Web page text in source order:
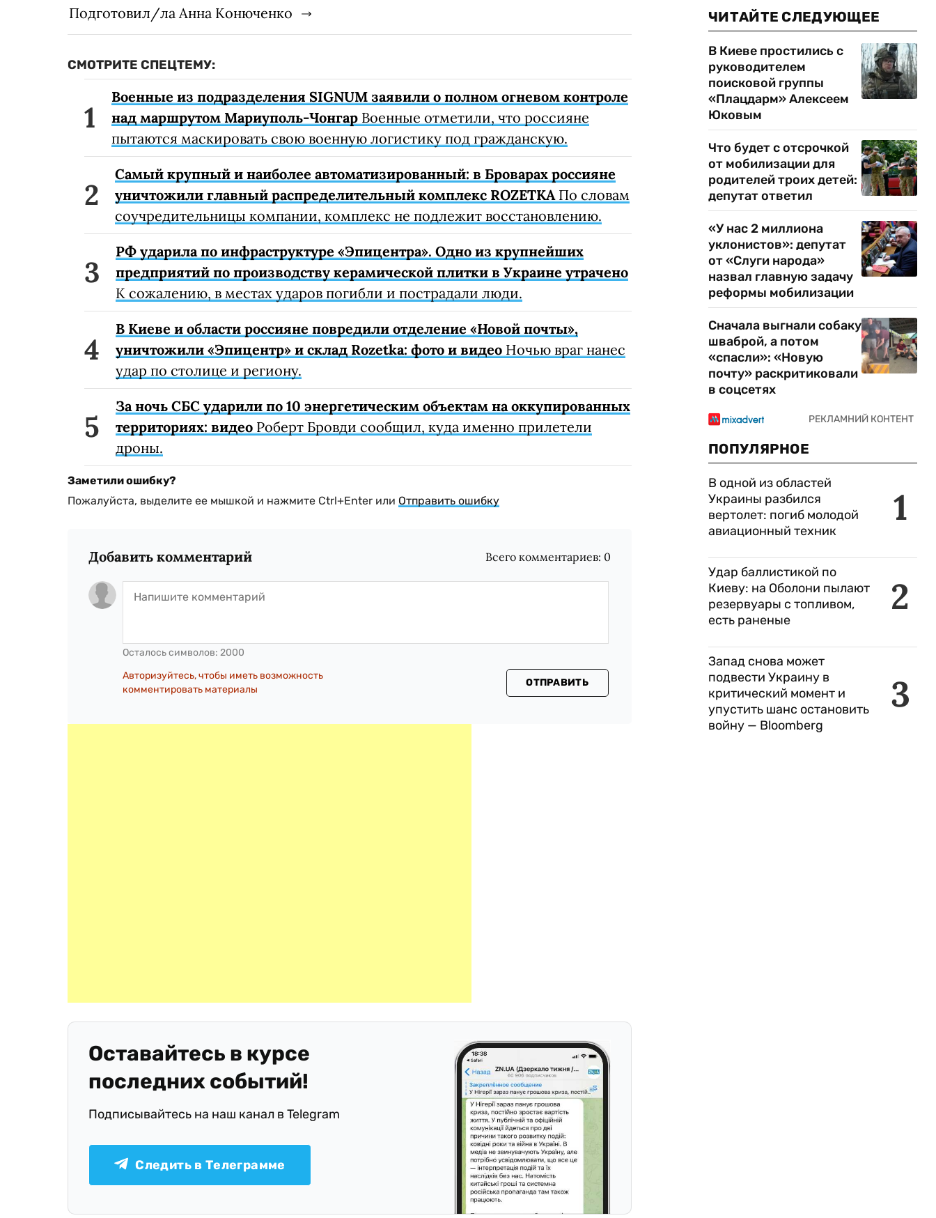
Подготовил/ла Анна Конюченко
СМОТРИТЕ СПЕЦТЕМУ:
Военные из подразделения SIGNUM заявили о полном огневом контроле
над маршрутом Мариуполь-Чонгар Военные отметили, что россияне
пытаются маскировать свою военную логистику под гражданскую.
Самый крупный и наиболее автоматизированный: в Броварах россияне
уничтожили главный распределительный комплекс ROZETKAПо словам
соучредительницы компании, комплекс не подлежит восстановлению.
РФ ударила по инфраструктуре «Эпицентра». Одно из крупнейших
предприятий по производству керамической плитки в Украине утрачено
К сожалению, в местах ударов погибли и пострадали люди.
В Киеве и области россияне повредили отделение «Новой почты»,
уничтожили «Эпицентр» и склад Rozetka: фото и видео Ночью враг нанес
удар по столице и региону.
За ночь СБС ударили по 10 энергетическим объектам на оккупированных
территориях: видео Роберт Бровди сообщил, куда именно прилетели
дроны.
Заметили ошибку?
Пожалуйста, выделите ее мышкой и нажмите Ctrl+Enter или Отправить ошибку
Добавить комментарий Всего комментариев: 0
Осталось символов: 2000
Авторизуйтесь, чтобы иметь возможность
комментировать материалы
ОТПРАВИТЬ
Оставайтесь в курсе
последних событий!
Подписывайтесь на наш канал в Telegram
Следить в Телеграмме
ЧИТАЙТЕ СЛЕДУЮЩЕЕ
В Киеве простились с
руководителем
поисковой группы
«Плацдарм» Алексеем
Юковым
Что будет с отсрочкой
от мобилизации для
родителей троих детей:
депутат ответил
«У нас 2 миллиона
уклонистов»: депутат
от «Слуги народа»
назвал главную задачу
реформы мобилизации
Сначала выгнали собаку
шваброй, а потом
«спасли»: «Новую
почту» раскритиковали
в соцсетях
ПОПУЛЯРНОЕ
1
В одной из областей
Украины разбился
вертолет: погиб молодой
авиационный техник
2
Удар баллистикой по
Киеву: на Оболони пылают
резервуары с топливом,
есть раненые
3
Запад снова может
подвести Украину в
критический момент и
упустить шанс остановить
войну — Bloomberg